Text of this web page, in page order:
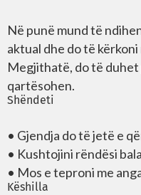
Në punë mund të
aktual dhe do të
Megjithatë, do të
qartësohen.
Shëndeti
• Gjendja do të jetë e
• Kushtojini rëndësi
• Mos e teproni me
Këshilla